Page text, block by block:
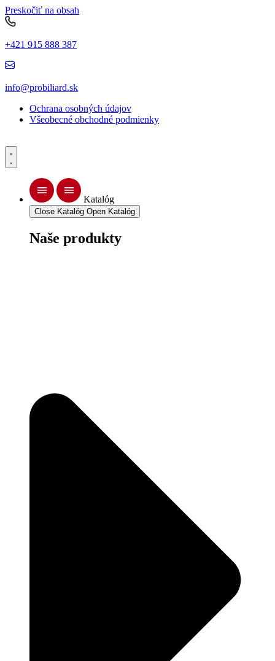
Preskočiť na obsah
+421 915 888 387
info@probiliard.sk
Ochrana osobných údajov
Všeobecné obchodné podmienky
Katalóg
Close Katalóg Open Katalóg
Naše produkty